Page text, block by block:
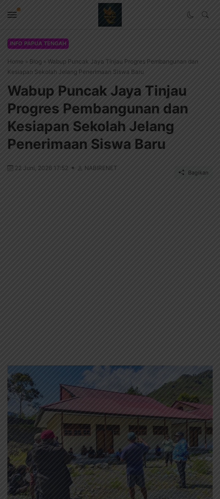
INFO PAPUA TENGAH
Home » Blog » Wabup Puncak Jaya Tinjau Progres Pembangunan dan
Kesiapan Sekolah Jelang Penerimaan Siswa Baru
Wabup Puncak Jaya Tinjau
Progres Pembangunan dan
Kesiapan Sekolah Jelang
Penerimaan Siswa Baru
22 Juni, 2026 17:52 NABIRENET
Bagikan